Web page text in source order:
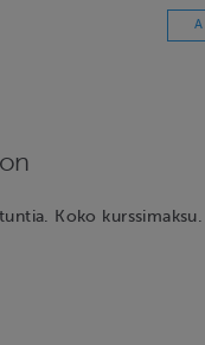
Koko kurssimaksu.